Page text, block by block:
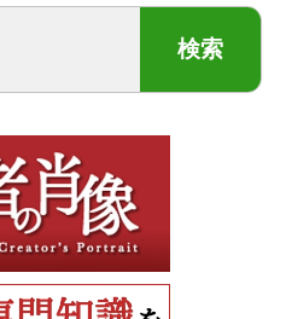
検索